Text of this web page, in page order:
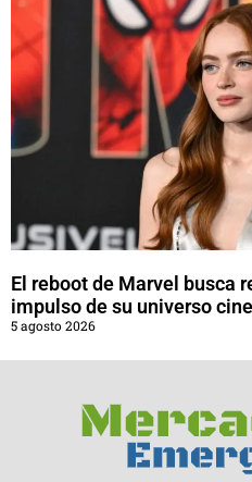
El reboot de Marvel busca
impulso de su universo
5 agosto 2026